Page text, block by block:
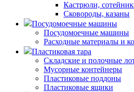
Кастрюли,
Сковороды, казаны
Посудомоечные машины
Посудомоечные машины
Расходные материалы и
Пластиковая тара
Складские и полочные
Мусорные контейнеры
Пластиковые поддоны
Пластиковые ящики